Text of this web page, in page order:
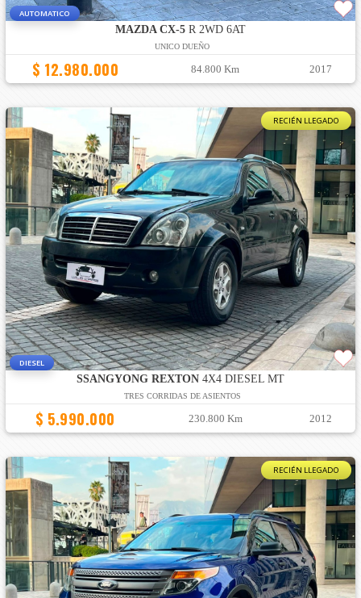
AUTOMATICO
MAZDA CX-5 R 2WD 6AT
UNICO DUEÑO
$ 12.980.000 84.800 Km 2017
RECIÉN LLEGADO
DIESEL
SSANGYONG REXTON4X4 DIESEL MT
TRES CORRIDAS DE ASIENTOS
$ 5.990.000 230.800 Km 2012
RECIÉN LLEGADO